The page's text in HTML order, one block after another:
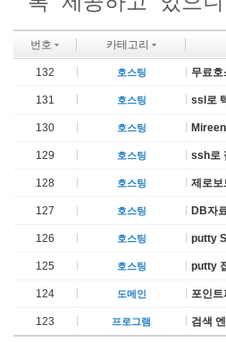
번호 카테고리
132 호스팅 무료
131 호스팅 ssl로
130 호스팅
129 호스팅 ssh로
128 호스팅 제로보
127 호스팅 DB자
126 호스팅 putty
125 호스팅 putty
124 도메인 포인
123 프로그램 검색